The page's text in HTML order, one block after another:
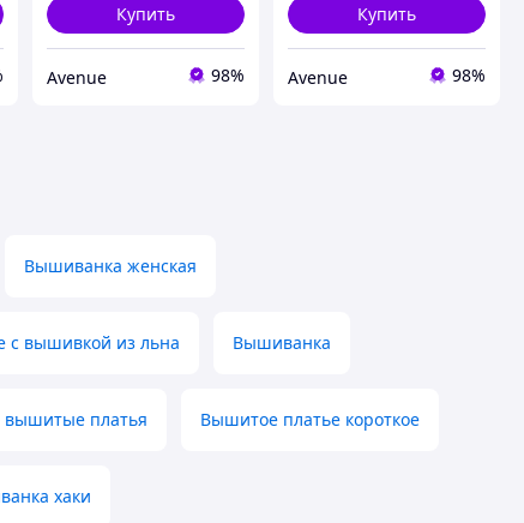
Купить
Avenue 98%
Купить
Avenue 98%
Вышиванка женская
с вышивкой из льна Вышиванка
платья Вышитое платье короткое
хаки